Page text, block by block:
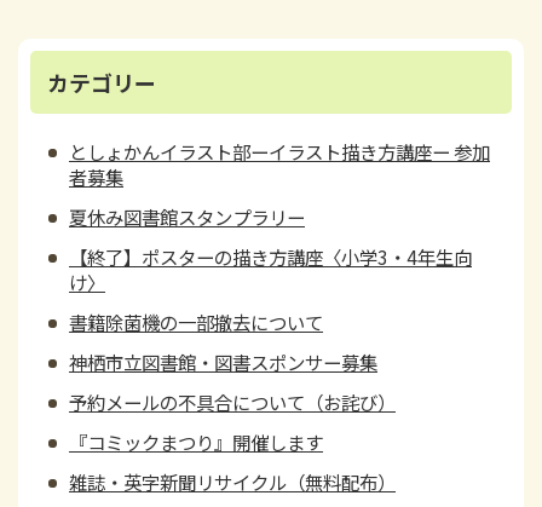
カテゴリー
としょかんイラスト部ーイラスト描き方講座ー 参加
者募集
夏休み図書館スタンプラリー
【終了】ポスターの描き方講座〈小学3・4年生向
け〉
書籍除菌機の一部撤去について
神栖市立図書館・図書スポンサー募集
予約メールの不具合について（お詫び）
『コミックまつり』開催します
雑誌・英字新聞リサイクル（無料配布）